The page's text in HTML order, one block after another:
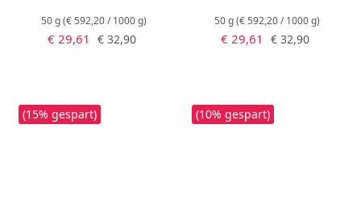
50 g(€ 592,20 / 1000 g)
Verkaufspreis:
€ 29,61 Regulärer Preis:
€ 32,90
50 g(€ 592,20 / 1000 g)
Verkaufspreis:
€ 29,61 Regulärer Preis:
€ 32,90
(15% gespart) (10% gespart)